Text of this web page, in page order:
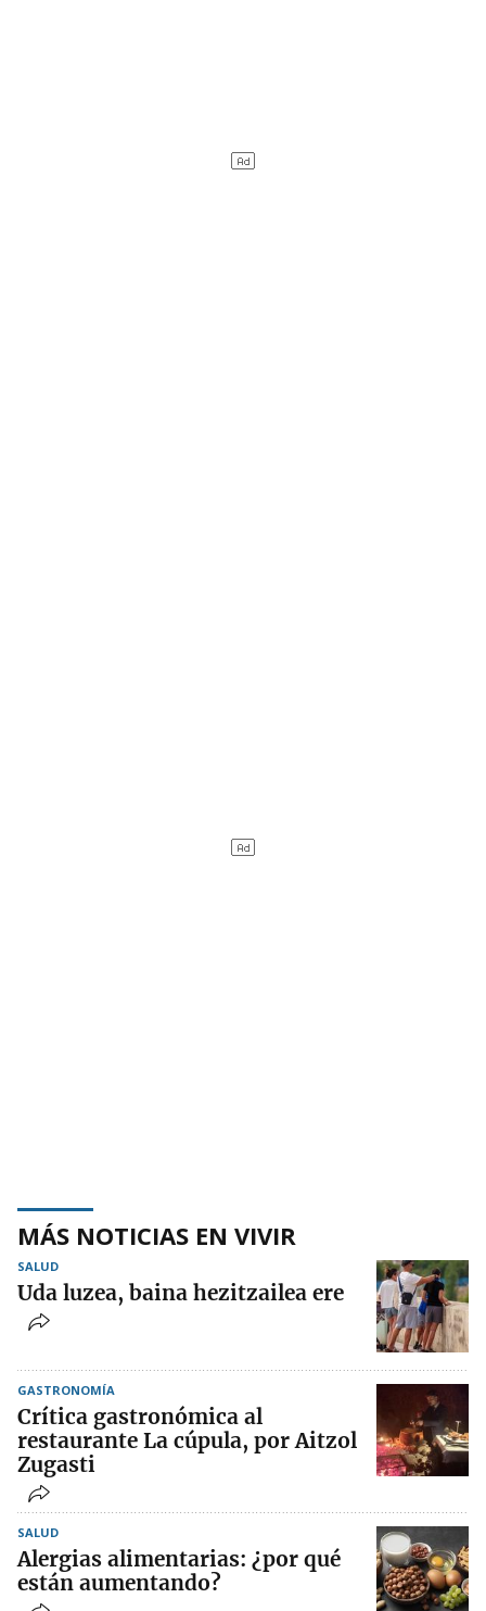
MÁS NOTICIAS EN VIVIR
SALUD
Uda luzea, baina hezitzailea ere
GASTRONOMÍA
Crítica gastronómica al
restaurante La cúpula, por Aitzol
Zugasti
SALUD
Alergias alimentarias: ¿por qué
están aumentando?